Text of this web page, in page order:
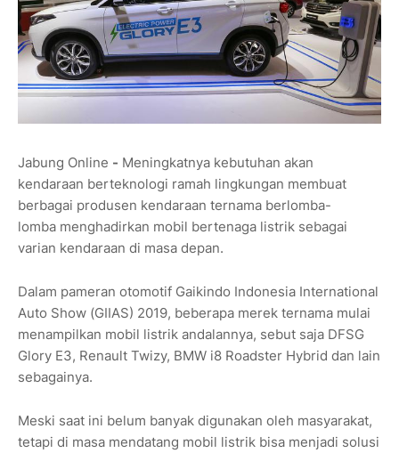
Jabung Online - Meningkatnya kebutuhan akan
kendaraan berteknologi ramah lingkungan membuat
berbagai produsen kendaraan ternama berlomba-
lomba menghadirkan mobil bertenaga listrik sebagai
varian kendaraan di masa depan.
Dalam pameran otomotif Gaikindo Indonesia International
Auto Show (GIIAS) 2019, beberapa merek ternama mulai
menampilkan mobil listrik andalannya, sebut saja DFSG
Glory E3, Renault Twizy, BMW i8 Roadster Hybrid dan lain
sebagainya.
Meski saat ini belum banyak digunakan oleh masyarakat,
tetapi di masa mendatang mobil listrik bisa menjadi solusi